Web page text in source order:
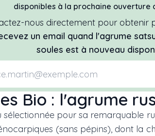
disponibles à la prochaine ouverture
nous directement pour obtenir
un email quand l'agrume
soules est à nouveau
Bio : l'agrume
sélectionnée pour sa remarquable
(sans pépins), dont la